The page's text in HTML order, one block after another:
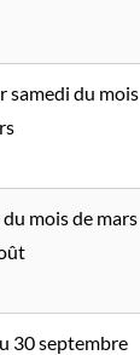
samedi du mois
mois de mars
30 septembre